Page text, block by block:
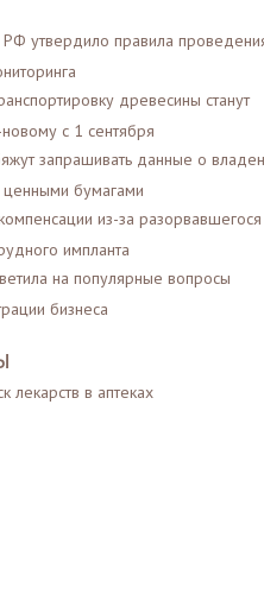
РФ утвердило правила
древесины станут
с 1 сентября
запрашивать данные о
бумагами
из-за разорвавшегося
импланта
на популярные вопросы
бизнеса
лекарств в аптеках